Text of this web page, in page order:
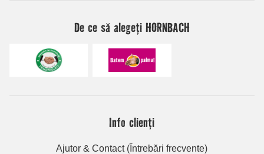
De ce să alegeți HORNBACH
Info clienți
Ajutor & Contact (Întrebări frecvente)